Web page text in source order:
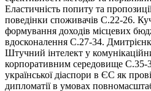
Еластичність попиту та
поведінки споживачів С.22-26.
формування доходів місцевих
вдосконалення С.27-34.
Штучний інтелект у
корпоративним середовище
української діаспори в ЄС як
дипломатії в умовах